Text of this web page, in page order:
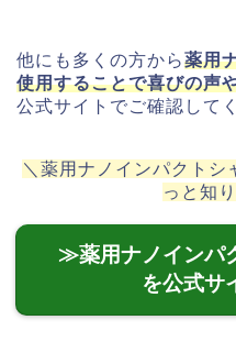
他にも多くの方から薬用
使用することで喜びの声
公式サイトでご確認して
＼薬用ナノインパクトシ
っと知
≫薬用ナノインパ
を公式サ